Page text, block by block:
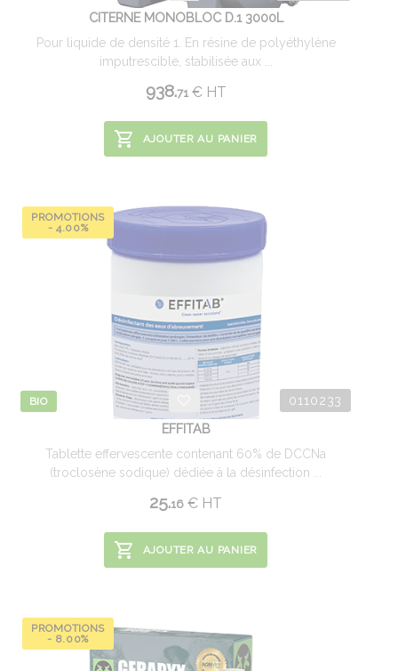
CITERNE MONOBLOC D.1 3000L
Pour liquide de densité 1. En résine de polyéthylène
imputrescible, stabilisée aux ...
938.71 €HT
AJOUTER AU PANIER
PROMOTIONS
- 4.00%
BIO 0110233
EFFITAB
Tablette effervescente contenant 60% de DCCNa
(troclosène sodique) dédiée à la désinfection ...
25.16 € HT
AJOUTER AU PANIER
PROMOTIONS
- 8.00%